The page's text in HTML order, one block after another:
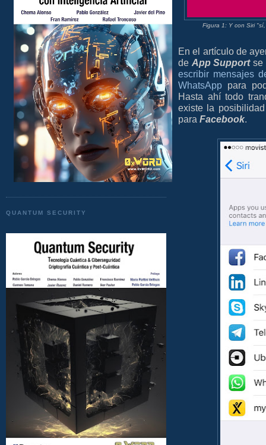
QUANTUM SECURITY
Figura 1: Y con Siri
En el artículo de
de App Supportse
escribir mensajes
WhatsApp para
Hasta ahí todo
existe la
para Facebook.